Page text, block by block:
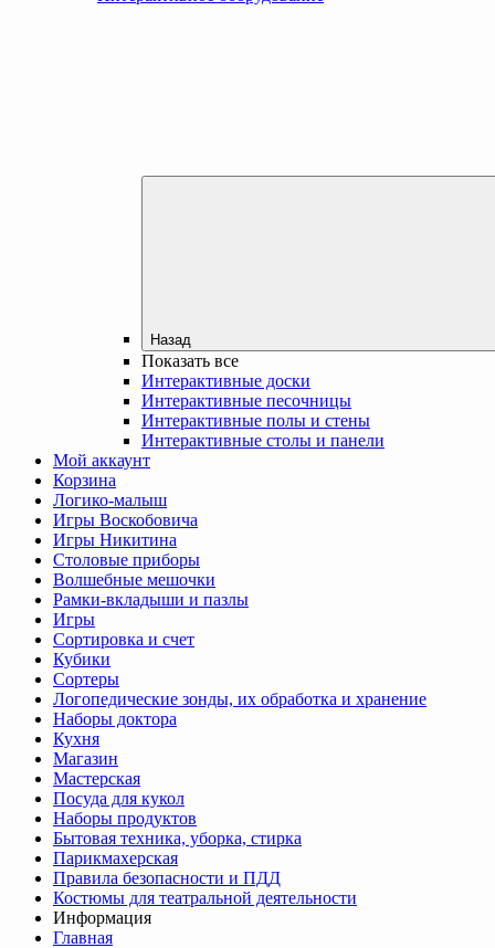
Назад
Показать все
Интерактивные доски
Интерактивные песочницы
Интерактивные полы и стены
Интерактивные столы и панели
Мой аккаунт
Корзина
Логико-малыш
Игры Воскобовича
Игры Никитина
Столовые приборы
Волшебные мешочки
Рамки-вкладыши и пазлы
Игры
Сортировка и счет
Кубики
Сортеры
Логопедические зонды, их обработка и хранение
Наборы доктора
Кухня
Магазин
Мастерская
Посуда для кукол
Наборы продуктов
Бытовая техника, уборка, стирка
Парикмахерская
Правила безопасности и ПДД
Костюмы для театральной деятельности
Информация
Главная